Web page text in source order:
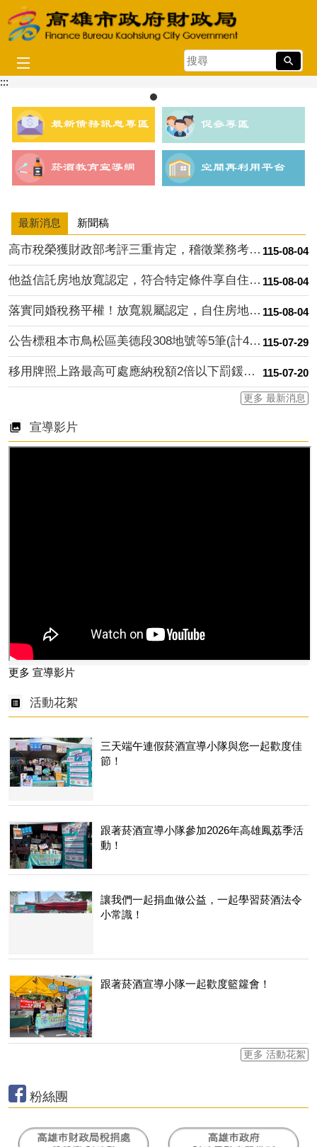
跳到主要內容區塊
搜
尋
:::
目
前
顯
圖
片:
詐
新
四
法
最新消息 新聞稿
115-08-04
高市稅榮獲財政部考評三重肯定，稽徵業務考核雙料蟬聯，稅捐努力....
115-08-04
他益信託房地放寬認定，符合特定條件享自住優惠稅率
115-08-04
落實同婚稅務平權！放寬親屬認定，自住房地與身障車輛輕鬆省稅
115-07-29
公告標租本市鳥松區美德段308地號等5筆(計4案)市有標公用....
115-07-20
移用牌照上路最高可處應納稅額2倍以下罰鍰，請民眾切勿心存僥倖....
更多 最新消息
宣導影片
更多 宣導影片
活動花絮
三天端午連假菸酒宣導小隊與您一起歡度佳
節！
跟著菸酒宣導小隊參加2026年高雄鳳荔季活
動！
讓我們一起捐血做公益，一起學習菸酒法令
小常識！
跟著菸酒宣導小隊一起歡度籃籮會！
更多 活動花絮
粉絲團